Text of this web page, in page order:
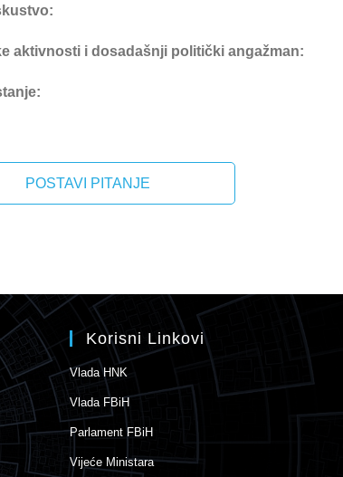
aktivnosti i dosadašnji politički angažman:
POSTAVI PITANJE
Korisni Linkovi
Vlada HNK
Vlada FBiH
Parlament FBiH
Vijeće Ministara